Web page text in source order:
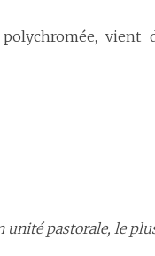
vient
pastorale, le